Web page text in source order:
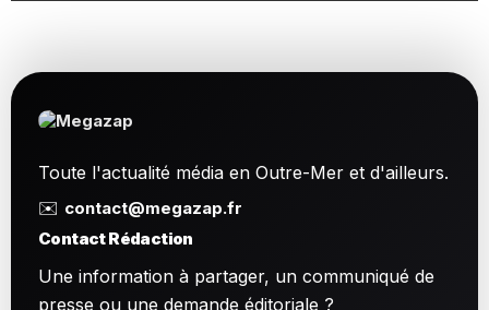
Toute l'actualité média en Outre-Mer et d'ailleurs.
✉️ contact@megazap.fr
Contact Rédaction
Une information à partager, un communiqué de
presse ou une demande éditoriale ?